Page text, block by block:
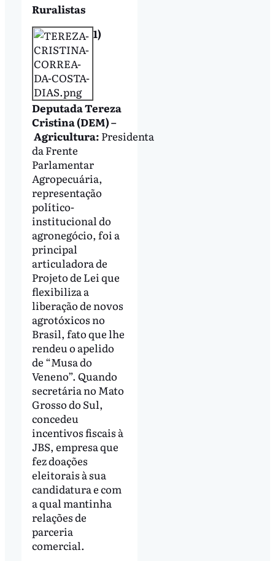
Ruralistas
1)
Deputada Tereza
Cristina (DEM) –
Agricultura: Presidenta
da Frente
Parlamentar
Agropecuária,
representação
político-
institucional do
agronegócio, foi a
principal
articuladora de
Projeto de Lei que
flexibiliza a
liberação de novos
agrotóxicos no
Brasil, fato que lhe
rendeu o apelido
de “Musa do
Veneno”. Quando
secretária no Mato
Grosso do Sul,
concedeu
incentivos fiscais à
JBS, empresa que
fez doações
eleitorais à sua
candidatura e com
a qual mantinha
relações de
parceria
comercial.